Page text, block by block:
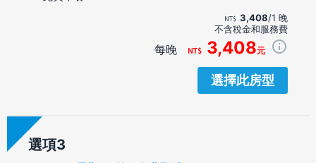
3,408/1 晚
不含稅金和服務費
每晚 3,408元
選擇此房型
選項